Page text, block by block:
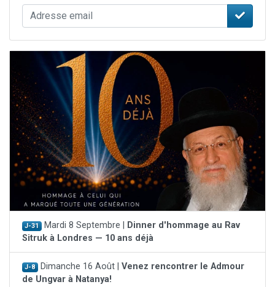
J-31 Mardi 8 Septembre |
Dinner d'hommage au Rav
Sitruk à Londres — 10 ans déjà
J-8 Dimanche 16 Août | Venez rencontrer le Admour
de Ungvar à Natanya!